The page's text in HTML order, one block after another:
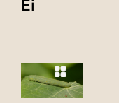
Ei